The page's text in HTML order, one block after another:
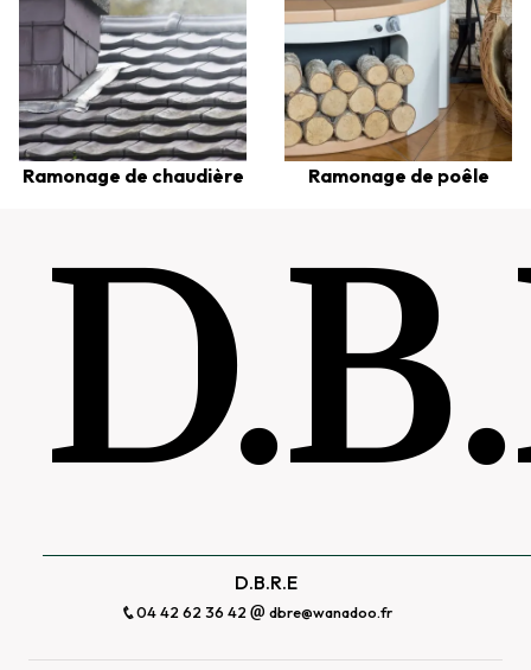
Ramonage de chaudière Ramonage de poêle
D.B.R.E
04 42 62 36 42 dbre@wanadoo.fr